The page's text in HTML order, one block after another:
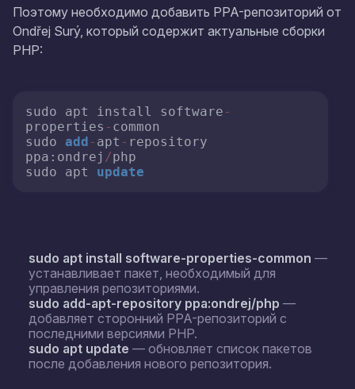
Поэтому необходимо добавить PPA-репозиторий от
Ondřej Surý, который содержит актуальные сборки
PHP:
sudo apt install software -
properties - common
sudo add - apt - repository
ppa:ondrej /php
sudo apt update
sudo apt install software-properties-common —
устанавливает пакет, необходимый для
управления репозиториями.
sudo add-apt-repository ppa:ondrej/php —
добавляет сторонний PPA-репозиторий с
последними версиями PHP.
sudo apt update — обновляет список пакетов
после добавления нового репозитория.